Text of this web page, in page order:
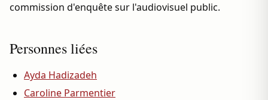
commission d'enquête sur l'audiovisuel public.
Personnes liées
Ayda Hadizadeh
Caroline Parmentier